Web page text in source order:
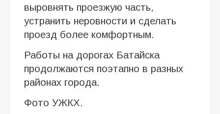
выровнять проезжую часть,
устранить неровности и сделать
проезд более комфортным.
Работы на дорогах Батайска
продолжаются поэтапно в разных
районах города.
Фото УЖКХ.